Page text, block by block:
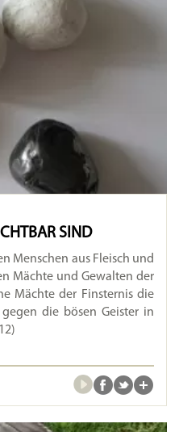
SIND
Menschen aus Fleisch und
Mächte und Gewalten der
Mächte der Finsternis die
die bösen Geister in